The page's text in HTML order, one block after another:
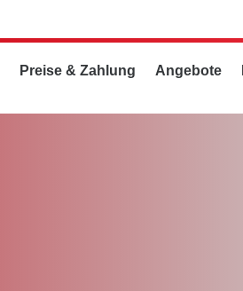
Preise & Zahlung Angebote